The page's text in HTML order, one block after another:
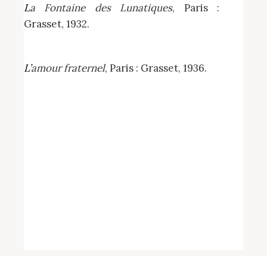
La Fontaine des Lunatiques, Paris :
Grasset, 1932.
L’amour fraternel, Paris : Grasset, 1936.